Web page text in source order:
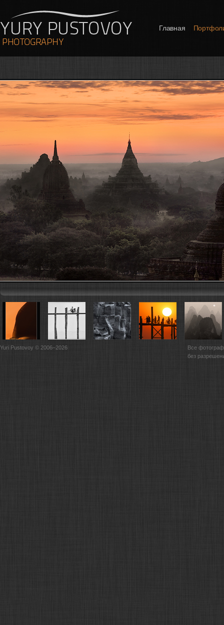
Главная
Yuri Pustovoy © 2006–2026
Все
без